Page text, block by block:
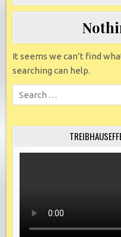
It seems we can’t find
searching can help.
Search
for: